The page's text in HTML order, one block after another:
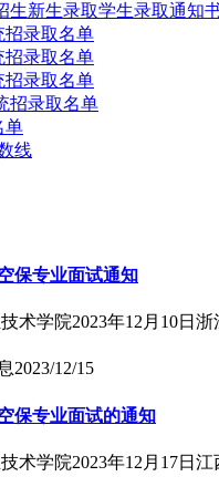
生新生录取学生录取通知
招录取名单
招录取名单
招录取名单
招录取名单
单
线
保专业面试通知
术学院2023年12月10日
2023/12/15
保专业面试的通知
术学院2023年12月17日